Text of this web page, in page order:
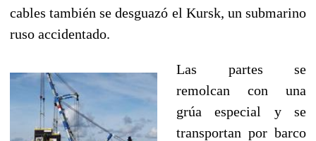
cables también se desguazó el Kursk, un submarino
ruso accidentado.
Las partes se
remolcan con una
grúa especial y se
transportan por barco